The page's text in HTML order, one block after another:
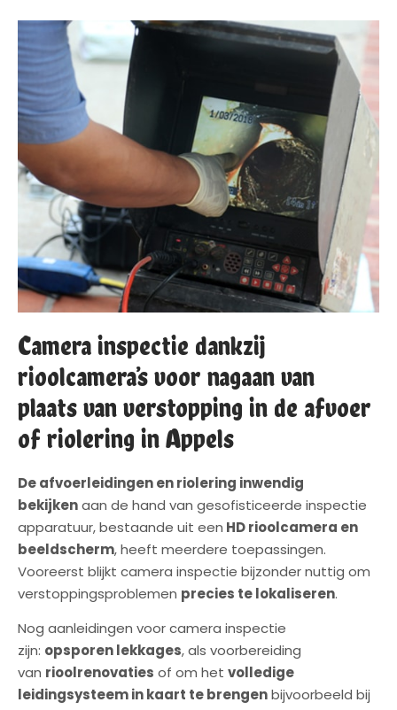
Camera inspectie dankzij
rioolcamera’s voor nagaan van
plaats van verstopping in de afvoer
of riolering in Appels
De afvoerleidingen en riolering inwendig
bekijkenaan de hand van gesofisticeerde inspectie
apparatuur, bestaande uit een HD rioolcamera en
beeldscherm, heeft meerdere toepassingen.
Vooreerst blijkt camera inspectie bijzonder nuttig om
verstoppingsproblemen precies te lokaliseren.
Nog aanleidingen voor camera inspectie
zijn: opsporen lekkages, als voorbereiding
van rioolrenovaties of om het volledige
leidingsysteem in kaart te brengenbijvoorbeeld bij